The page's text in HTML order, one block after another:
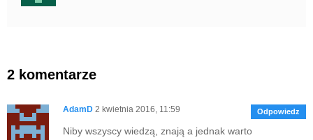
2 komentarze
AdamD 2 kwietnia 2016, 11:59 Odpowiedz
Niby wszyscy wiedzą, znają a jednak warto